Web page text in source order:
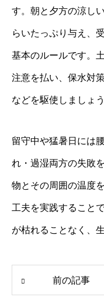
す。朝と夕方の涼し
らいたっぷり与え、
基本のルールです。
注意を払い、保水対
などを駆使しましょう
留守中や猛暑日には
れ・過湿両方の失敗
物とその周囲の温度
工夫を実践すること
が枯れることなく、
前の記事